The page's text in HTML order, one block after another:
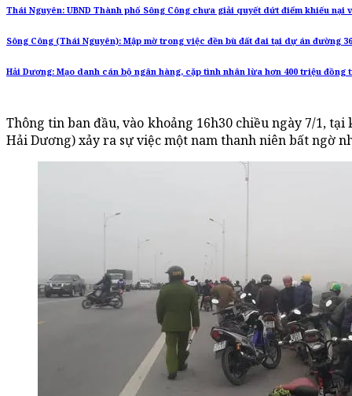
Thái Nguyên: UBND Thành phố Sông Công chưa giải quyết dứt điểm khiếu nại
Sông Công (Thái Nguyên): Mập mờ trong việc đền bù đất đai tại dự án đường
Hải Dương: Mạo danh cán bộ ngân hàng, cặp tình nhân lừa hơn 400 triệu đồng
Thông tin ban đầu, vào khoảng 16h30 chiều ngày 7/1,
Hải Dương) xảy ra sự việc một nam thanh niên bất ngờ